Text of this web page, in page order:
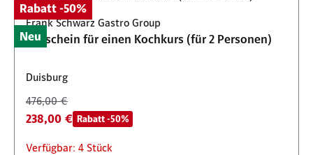
Rabatt -50%
Neu
Frank Schwarz Gastro Group
Gutschein für einen Kochkurs (für 2 Personen)
Duisburg
476,00 €
238,00 € Rabatt -50%
Verfügbar: 4 Stück